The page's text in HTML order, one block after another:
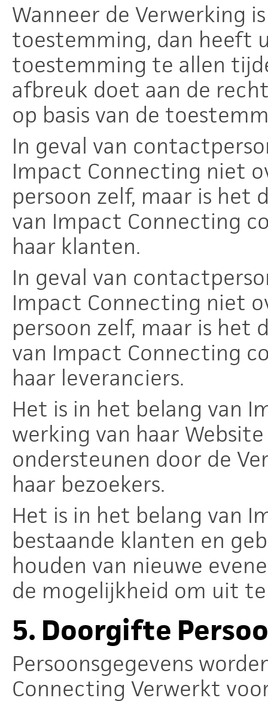
Wanneer de Verwerking
toestemming, dan heeft
toestemming te allen
afbreuk doet aan de
op basis van de
In geval van
Impact Connecting niet
persoon zelf, maar is
van Impact Connecting
haar klanten.
In geval van
Impact Connecting niet
persoon zelf, maar is
van Impact Connecting
haar leveranciers.
Het is in het belang van
werking van haar
ondersteunen door de
haar bezoekers.
Het is in het belang van
bestaande klanten en
houden van nieuwe
de mogelijkheid om uit
5. Doorgifte
Persoonsgegevens
Connecting Verwerkt